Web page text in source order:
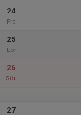
24
Fre
25
Lör
26
Sön
27